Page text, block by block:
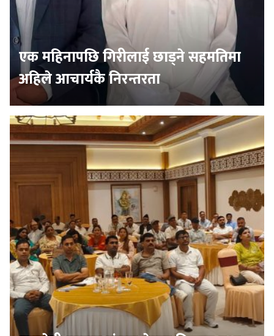
एक महिनापछि गिरीलाई छाड्ने सहमतिमा
अहिले आचार्यकै निरन्तरता